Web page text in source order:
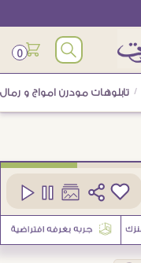
0
/ تابلوهات مودرن امواج و رمال